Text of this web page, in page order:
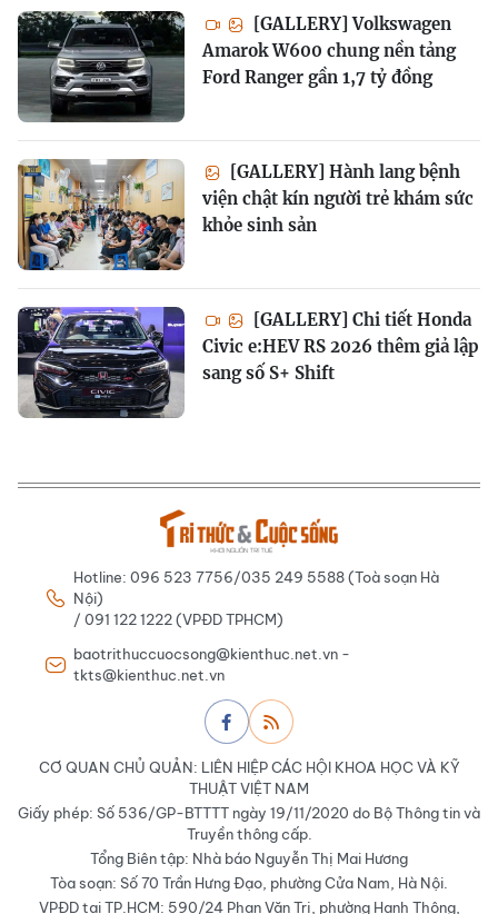
[GALLERY] Volkswagen
Amarok W600 chung nền tảng
Ford Ranger gần 1,7 tỷ đồng
[GALLERY] Hành lang bệnh
viện chật kín người trẻ khám sức
khỏe sinh sản
[GALLERY] Chi tiết Honda
Civic e:HEV RS 2026 thêm giả lập
sang số S+ Shift
Hotline: 096 523 7756/035 249 5588 (Toà soạn Hà
Nội)
/ 091 122 1222 (VPĐD TPHCM)
baotrithuccuocsong@kienthuc.net.vn -
tkts@kienthuc.net.vn
CƠ QUAN CHỦ QUẢN: LIÊN HIỆP CÁC HỘI KHOA HỌC VÀ KỸ
THUẬT VIỆT NAM
Giấy phép: Số 536/GP-BTTTT ngày 19/11/2020 do Bộ Thông tin và
Truyền thông cấp.
Tổng Biên tập: Nhà báo Nguyễn Thị Mai Hương
Tòa soạn: Số 70 Trần Hưng Đạo, phường Cửa Nam, Hà Nội.
VPĐD tại TP.HCM: 590/24 Phan Văn Trị, phường Hạnh Thông,